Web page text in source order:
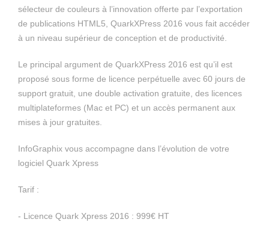
sélecteur de couleurs à l’innovation offerte par l’exportation
de publications HTML5, QuarkXPress 2016 vous fait accéder
à un niveau supérieur de conception et de productivité.
Le principal argument de QuarkXPress 2016 est qu’il est
proposé sous forme de licence perpétuelle avec 60 jours de
support gratuit, une double activation gratuite, des licences
multiplateformes (Mac et PC) et un accès permanent aux
mises à jour gratuites.
InfoGraphix vous accompagne dans l’évolution de votre
logiciel Quark Xpress
Tarif :
- Licence Quark Xpress 2016 : 999€ HT